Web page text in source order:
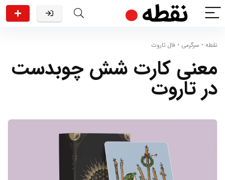
نقطه • سرگرمی • فال تاروت
معنی کارت شش چوبدست
در تاروت